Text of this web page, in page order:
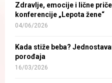
Zdravlje, emocije i lične
konferencije „Lepota žene“
04/06/2026
Kada stiže beba?
porođaja
16/03/2026